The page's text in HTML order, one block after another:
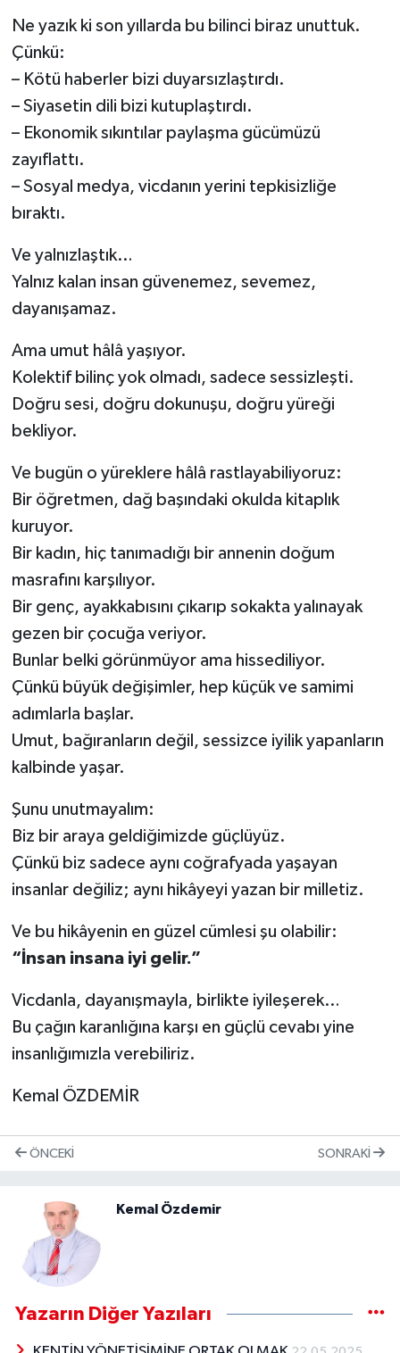
Ne yazık ki son yıllarda bu bilinci biraz unuttuk.
Çünkü:
– Kötü haberler bizi duyarsızlaştırdı.
– Siyasetin dili bizi kutuplaştırdı.
– Ekonomik sıkıntılar paylaşma gücümüzü
zayıflattı.
– Sosyal medya, vicdanın yerini tepkisizliğe
bıraktı.
Ve yalnızlaştık…
Yalnız kalan insan güvenemez, sevemez,
dayanışamaz.
Ama umut hâlâ yaşıyor.
Kolektif bilinç yok olmadı, sadece sessizleşti.
Doğru sesi, doğru dokunuşu, doğru yüreği
bekliyor.
Ve bugün o yüreklere hâlâ rastlayabiliyoruz:
Bir öğretmen, dağ başındaki okulda kitaplık
kuruyor.
Bir kadın, hiç tanımadığı bir annenin doğum
masrafını karşılıyor.
Bir genç, ayakkabısını çıkarıp sokakta yalınayak
gezen bir çocuğa veriyor.
Bunlar belki görünmüyor ama hissediliyor.
Çünkü büyük değişimler, hep küçük ve samimi
adımlarla başlar.
Umut, bağıranların değil, sessizce iyilik yapanların
kalbinde yaşar.
Şunu unutmayalım:
Biz bir araya geldiğimizde güçlüyüz.
Çünkü biz sadece aynı coğrafyada yaşayan
insanlar değiliz; aynı hikâyeyi yazan bir milletiz.
Ve bu hikâyenin en güzel cümlesi şu olabilir:
“İnsan insana iyi gelir.”
Vicdanla, dayanışmayla, birlikte iyileşerek…
Bu çağın karanlığına karşı en güçlü cevabı yine
insanlığımızla verebiliriz.
Kemal ÖZDEMİR
ÖNCEKI SONRAKI
Kemal Özdemir
Yazarın Diğer Yazıları